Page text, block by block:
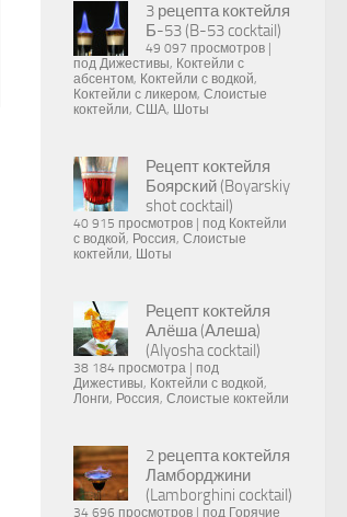
3 рецепта коктейля
Б-53 (B-53 cocktail)
49 097 просмотров
под Дижестивы, Коктейли с
абсентом, Коктейли с водкой,
Коктейли с ликером, Слоистые
коктейли, США, Шоты
Рецепт коктейля
Боярский (Boyarskiy
shot cocktail)
40 915 просмотров под Коктейли
с водкой, Россия, Слоистые
коктейли, Шоты
Рецепт коктейля
Алёша (Алеша)
(Alyosha cocktail)
38 184 просмотра
под
Дижестивы, Коктейли с водкой,
Лонги, Россия, Слоистые коктейли
2 рецепта коктейля
Ламборджини
(Lamborghini cocktail)
34 696 просмотров под Горячие